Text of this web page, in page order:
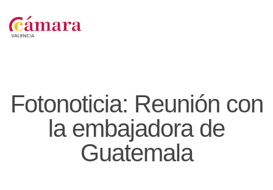
Fotonoticia: Reunión con
la embajadora de
Guatemala